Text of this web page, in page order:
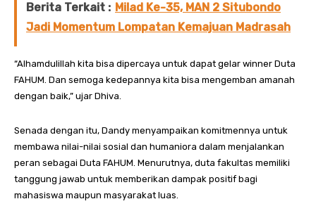
Berita Terkait : Milad Ke-35, MAN 2 Situbondo
Jadi Momentum Lompatan Kemajuan Madrasah
“Alhamdulillah kita bisa dipercaya untuk dapat gelar winner Duta
FAHUM. Dan semoga kedepannya kita bisa mengemban amanah
dengan baik,” ujar Dhiva.
Senada dengan itu, Dandy menyampaikan komitmennya untuk
membawa nilai-nilai sosial dan humaniora dalam menjalankan
peran sebagai Duta FAHUM. Menurutnya, duta fakultas memiliki
tanggung jawab untuk memberikan dampak positif bagi
mahasiswa maupun masyarakat luas.